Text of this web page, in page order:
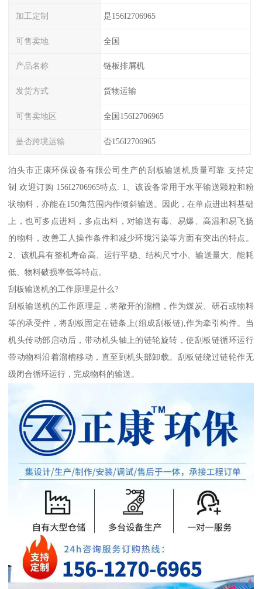
加工定制 是156I2706965
可售卖地 全国
产品名称 链板排屑机
发货方式 货物运输
可售卖地区 全国156I2706965
是否跨境运输 否156I2706965
泊头市正康环保设备有限公司生产的刮板输送机质量可靠 支持定
制 欢迎订购 156I2706965特点: 1、该设备常用于水平输送颗粒和粉
状物料，亦能在150角范围内作倾斜输送。因此，在单点进出料基础
上，也可多点进料，多点出料，对输送有毒、易爆、高温和易飞扬
的物料，改善工人操作条件和减少环境污染等方面有突出的特点。
2、该机具有整机寿命高、运行平稳、结构尺寸小、输送量大、能耗
低、物料破损率低等特点。
刮板输送机的工作原理是什么?
刮板输送机的工作原理是，将敞开的溜槽，作为煤炭、研石或物料
等的承受件，将刮板固定在链条上(组成刮板链),作为牵引构件。当
机头传动部启动后，带动机头轴上的链轮旋转，使刮板链循环运行
带动物料沿着溜槽移动，直至到机头部卸载。刮板链绕过链轮作无
级闭合循环运行，完成物料的输送。